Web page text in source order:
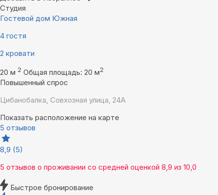
Студия
Гостевой дом Южная
4 гостя
2 кровати
20 м 2 Общая площадь: 20 м2
Повышенный спрос
Цибанобалка, Совхозная улица, 24А
Показать расположение на карте
5 отзывов
8,9 (5)
5 отзывов о проживании со средней оценкой 8,9 из 10,0
Быстрое бронирование